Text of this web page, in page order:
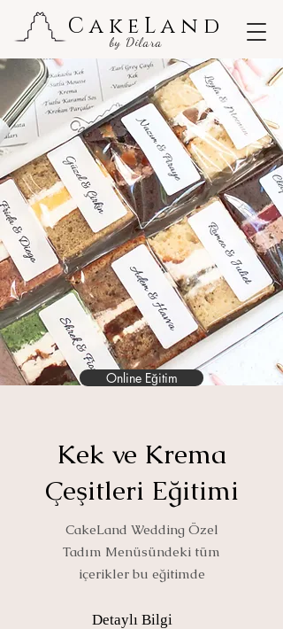
CakeLand
by Dilara
Online Eğitim
Kek ve Krema
Çeşitleri Eğitimi
CakeLand Wedding Özel
Tadım Menüsündeki tüm
içerikler bu eğitimde
Detaylı Bilgi